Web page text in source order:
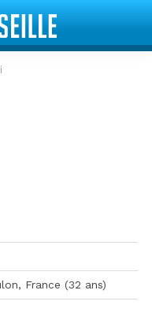
France (32 ans)